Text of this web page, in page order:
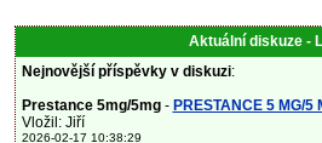
Aktuální diskuze -
Nejnovější příspěvky v diskuzi:
Prestance 5mg/5mg- PRESTANCE 5 MG/5
Vložil: Jiří
2026-02-17 10:38:29